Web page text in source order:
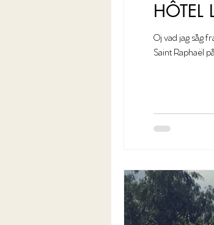
HÔTEL
Oj vad jag såg
Saint Raphaël